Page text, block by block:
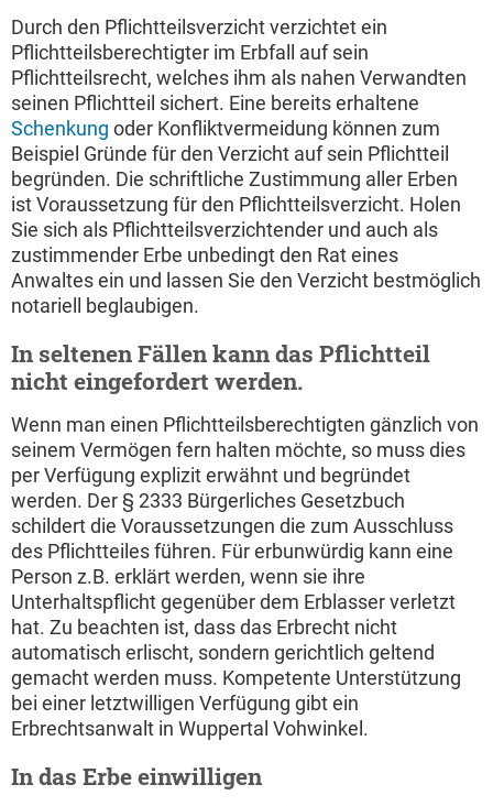
Durch den Pflichtteilsverzicht verzichtet ein
Pflichtteilsberechtigter im Erbfall auf sein
Pflichtteilsrecht, welches ihm als nahen Verwandten
seinen Pflichtteil sichert. Eine bereits erhaltene
Schenkung oder Konfliktvermeidung können zum
Beispiel Gründe für den Verzicht auf sein Pflichtteil
begründen. Die schriftliche Zustimmung aller Erben
ist Voraussetzung für den Pflichtteilsverzicht. Holen
Sie sich als Pflichtteilsverzichtender und auch als
zustimmender Erbe unbedingt den Rat eines
Anwaltes ein und lassen Sie den Verzicht bestmöglich
notariell beglaubigen.
In seltenen Fällen kann das Pflichtteil
nicht eingefordert werden.
Wenn man einen Pflichtteilsberechtigten gänzlich von
seinem Vermögen fern halten möchte, so muss dies
per Verfügung explizit erwähnt und begründet
werden. Der § 2333 Bürgerliches Gesetzbuch
schildert die Voraussetzungen die zum Ausschluss
des Pflichtteiles führen. Für erbunwürdig kann eine
Person z.B. erklärt werden, wenn sie ihre
Unterhaltspflicht gegenüber dem Erblasser verletzt
hat. Zu beachten ist, dass das Erbrecht nicht
automatisch erlischt, sondern gerichtlich geltend
gemacht werden muss. Kompetente Unterstützung
bei einer letztwilligen Verfügung gibt ein
Erbrechtsanwalt in Wuppertal Vohwinkel.
In das Erbe einwilligen